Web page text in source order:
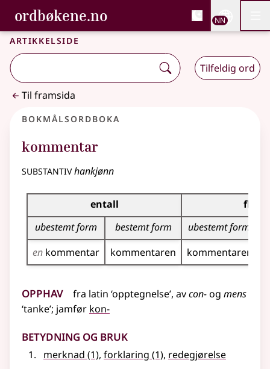
Gå til hovudinnhald
Tilgjenge
ordbøkene.no, Bokmålsordboka og
Bokmålsordboka og Nynorskordboka
NN
Artikkelside
Tilfeldig ord
Til framsida
Bokmålsordboka
kommentar
substantivhankjønn
Bøyingstabell for dette substantivet
entall
ubestemt form
bestemt form ubestemt form
en kommentar kommentaren kommentarer
Opphav fra latin ‘opptegnelse’, avcon-og mens
‘tanke’; jamfør kon-
Betydning og bruk
merknad (1), forklaring (1), redegjørelse